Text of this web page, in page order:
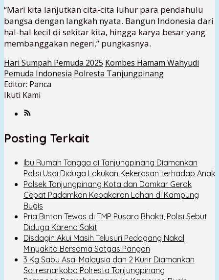
“Mari kita lanjutkan cita-cita luhur para pendahulu
bangsa dengan langkah nyata. Bangun Indonesia dari
hal-hal kecil di sekitar kita, hingga karya besar yang
membanggakan negeri,” pungkasnya.
Hari Sumpah Pemuda 2025 Kombes Hamam Wahyudi
Pemuda Indonesia Polresta Tanjungpinang
Editor: Panca
Ikuti Kami
Posting Terkait
Ibu Rumah Tangga di Tanjungpinang Diamankan
Polisi Usai Diduga Lakukan Kekerasan terhadap Anak
Polsek Tanjungpinang Kota dan Damkar Gerak
Cepat Padamkan Kebakaran Lahan di Kampung
Bugis
Pria Bintan Tewas di TMP Pusara Bhakti, Polisi Sebut
Diduga Karena Sakit
Disdagin Akui Masih Telusuri Pedagang Nakal
Minyakita Bersama Satgas Pangan
3 Kg Sabu Asal Malaysia dan 2 Kurir Diamankan
Satresnarkoba Polresta Tanjungpinang